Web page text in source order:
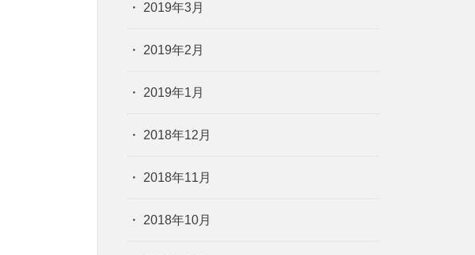
2019年3月
2019年2月
2019年1月
2018年12月
2018年11月
2018年10月